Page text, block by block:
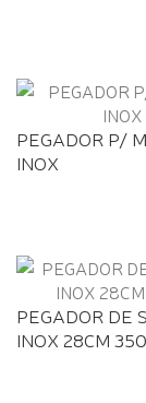
PEGADOR P/
INOX
PEGADOR DE
INOX 28CM